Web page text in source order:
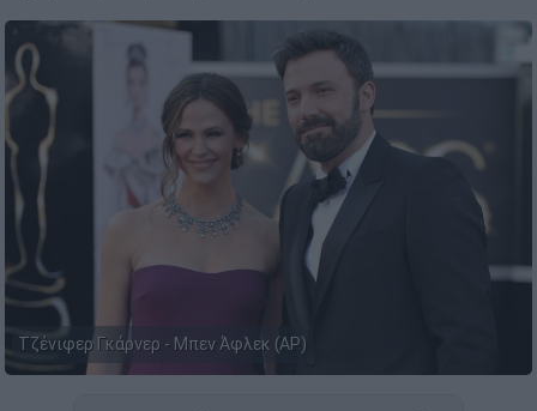
Τζένιφερ Γκάρνερ - Μπεν Άφλεκ (AP)